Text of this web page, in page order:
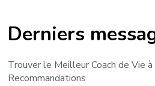
Derniers
Trouver le Meilleur Coach de Vie
Recommandations